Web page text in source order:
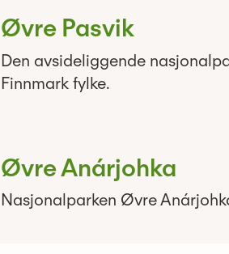
Øvre Pasvik
Den avsideliggende
Finnmark fylke.
Øvre Anárjohka
Nasjonalparken Øvre